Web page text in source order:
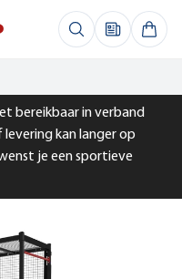
bereikbaar in verband
kan langer op
je een sportieve